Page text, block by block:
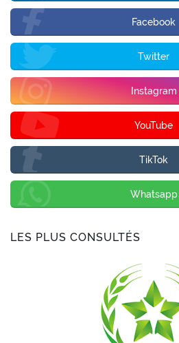
Facebook
Twitter
Instagram
YouTube
TikTok
Whatsapp
LES PLUS CONSULTÉS